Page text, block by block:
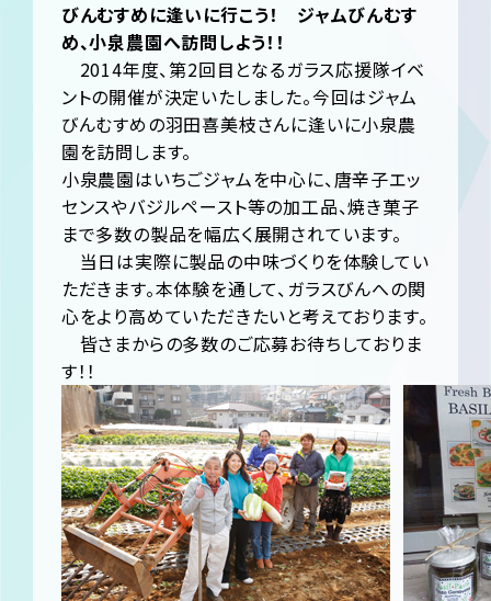
びんむすめに逢いに行こう！ ジャムびんむす
め、小泉農園へ訪問しよう！！
2014年度、第2回目となるガラス応援隊イベ
ントの開催が決定いたしました。今回はジャム
びんむすめの羽田喜美枝さんに逢いに小泉農
園を訪問します。
小泉農園はいちごジャムを中心に、唐辛子エッ
センスやバジルペースト等の加工品、焼き菓子
まで多数の製品を幅広く展開されています。
当日は実際に製品の中味づくりを体験してい
ただきます。本体験を通して、ガラスびんへの関
心をより高めていただきたいと考えております。
皆さまからの多数のご応募お待ちしておりま
す！！